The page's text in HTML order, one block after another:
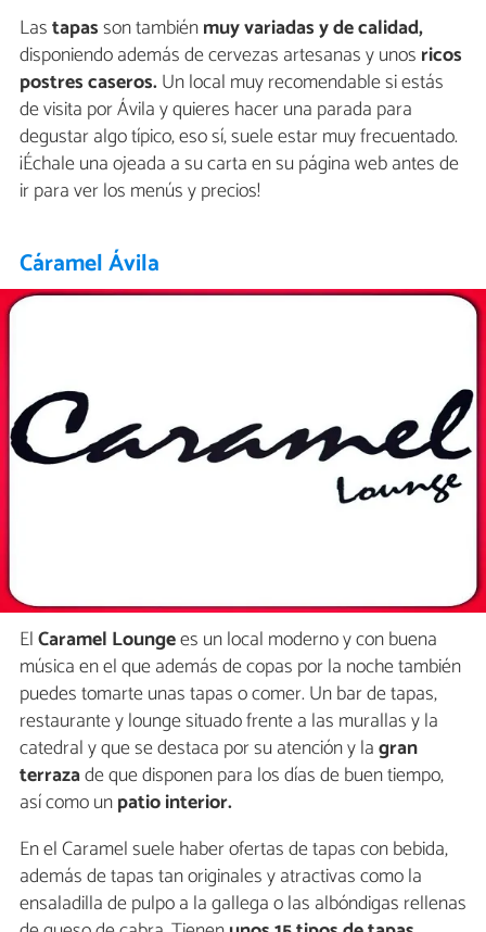
Lastapasson tambiénmuy variadas y de calidad,
disponiendo además de cervezas artesanas y unos ricos
postres caseros.Un local muy recomendable si estás
de visita por Ávila y quieres hacer una parada para
degustar algo típico, eso sí, suele estar muy frecuentado.
¡Échale una ojeada a su carta en su página web antes de
ir para ver los menús y precios!
Cáramel Ávila
ElCaramel Loungees un local moderno y con buena
música en el que además de copas por la noche también
puedes tomarte unas tapas o comer. Un bar de tapas,
restaurante y lounge situado frente a las murallas y la
catedral y que se destaca por su atención y lagran
terrazade que disponen para los días de buen tiempo,
así como unpatio interior.
En el Caramel suele haber ofertas de tapas con bebida,
además de tapas tan originales y atractivas como la
ensaladilla de pulpo a la gallega o las albóndigas rellenas